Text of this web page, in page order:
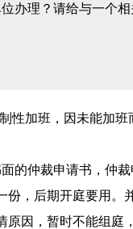
办理？请给与一个
性加班，因未能加
的仲裁申请书，仲
，后期开庭要用
因，暂时不能组庭